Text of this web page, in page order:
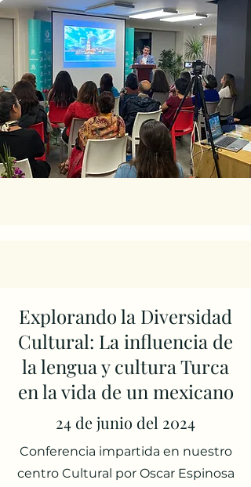
Explorando la Diversidad
Cultural: La influencia de
la lengua y cultura Turca
en la vida de un mexicano
24 de junio del 2024
Conferencia impartida en nuestro
centro Cultural por Oscar Espinosa